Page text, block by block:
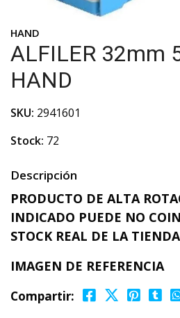
HAND
ALFILER 32mm
HAND
SKU: 2941601
Stock: 72
Descripción
PRODUCTO DE ALTA
INDICADO PUEDE NO
STOCK REAL DE LA
IMAGEN DE REFERENCIA
Compartir: